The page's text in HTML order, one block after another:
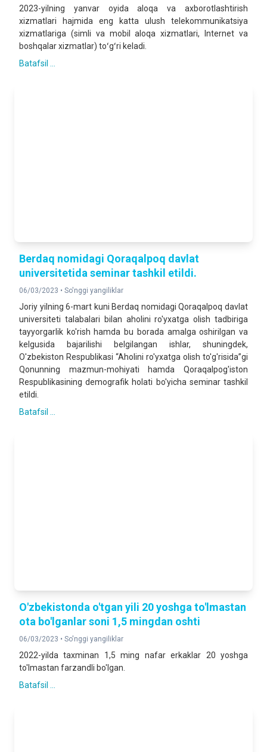
2023-yilning yanvar oyida aloqa va axborotlashtirish
xizmatlari hajmida eng katta ulush telekommunikatsiya
xizmatlariga (simli va mobil aloqa xizmatlari, Internet va
boshqalar xizmatlar) toʻgʻri keladi.
Batafsil ...
Berdaq nomidagi Qoraqalpoq davlat
universitetida seminar tashkil etildi.
06/03/2023 • So'nggi yangiliklar
Joriy yilning 6-mart kuni Berdaq nomidagi Qoraqalpoq davlat
universiteti talabalari bilan aholini ro'yxatga olish tadbiriga
tayyorgarlik ko'rish hamda bu borada amalga oshirilgan va
kelgusida bajarilishi belgilangan ishlar, shuningdek,
O'zbekiston Respublikasi “Aholini ro'yxatga olish to'g'risida”gi
Qonunning mazmun-mohiyati hamda Qoraqalpog'iston
Respublikasining demografik holati bo'yicha seminar tashkil
etildi.
Batafsil ...
O'zbekistonda o'tgan yili 20 yoshga to'lmastan
ota bo'lganlar soni 1,5 mingdan oshti
06/03/2023 • So'nggi yangiliklar
2022-yilda taxminan 1,5 ming nafar erkaklar 20 yoshga
to'lmastan farzandli bo'lgan.
Batafsil ...